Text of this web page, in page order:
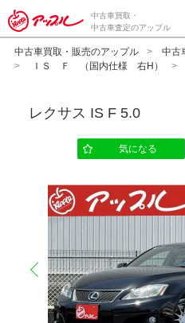
中古車買取・
中古車査定のアップル
中古車買取・販売のアップル 中古
ＩＳ Ｆ （国内仕様 右H）
レクサス IS F 5.0
気になる
prev